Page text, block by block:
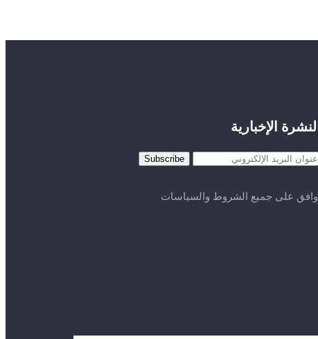
النشرة الإخبارية
أوافق على جميع الشروط والسياسات